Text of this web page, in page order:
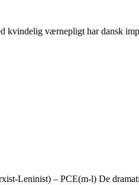
kvindelig værnepligt har dansk
Leninist) – PCE(m-l) De